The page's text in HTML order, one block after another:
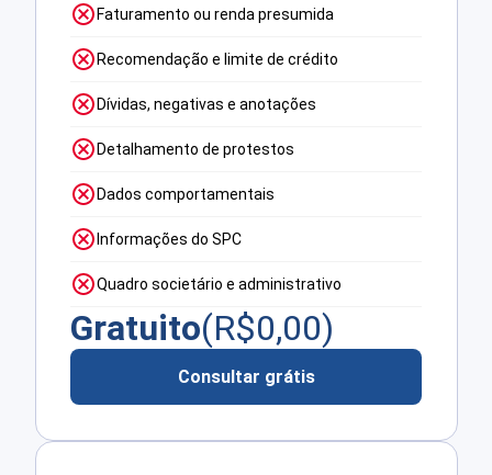
Faturamento ou renda presumida
Recomendação e limite de crédito
Dívidas, negativas e anotações
Detalhamento de protestos
Dados comportamentais
Informações do SPC
Quadro societário e administrativo
Gratuito(R$0,00)
Consultar grátis